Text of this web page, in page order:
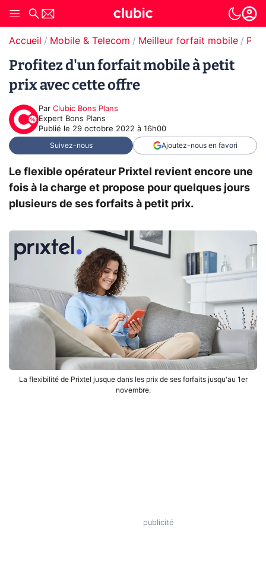
Accueil Mobile & Telecom Meilleur forfait mobile
Profitez d'un forfait mobile à petit
prix avec cette offre
Par Clubic Bons Plans
Expert Bons Plans
Publié le 29 octobre 2022 à 16h00
Suivez-nous Ajoutez-nous en favori
Le flexible opérateur Prixtel revient encore une
fois à la charge et propose pour quelques jours
plusieurs de ses forfaits à petit prix.
La flexibilité de Prixtel jusque dans les prix de ses forfaits jusqu'au 1er
novembre.